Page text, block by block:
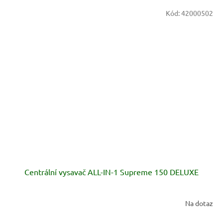
Centrální vysavač ALL-IN-1 Supreme 150 DELUXE
Na dotaz
Kód:42000502